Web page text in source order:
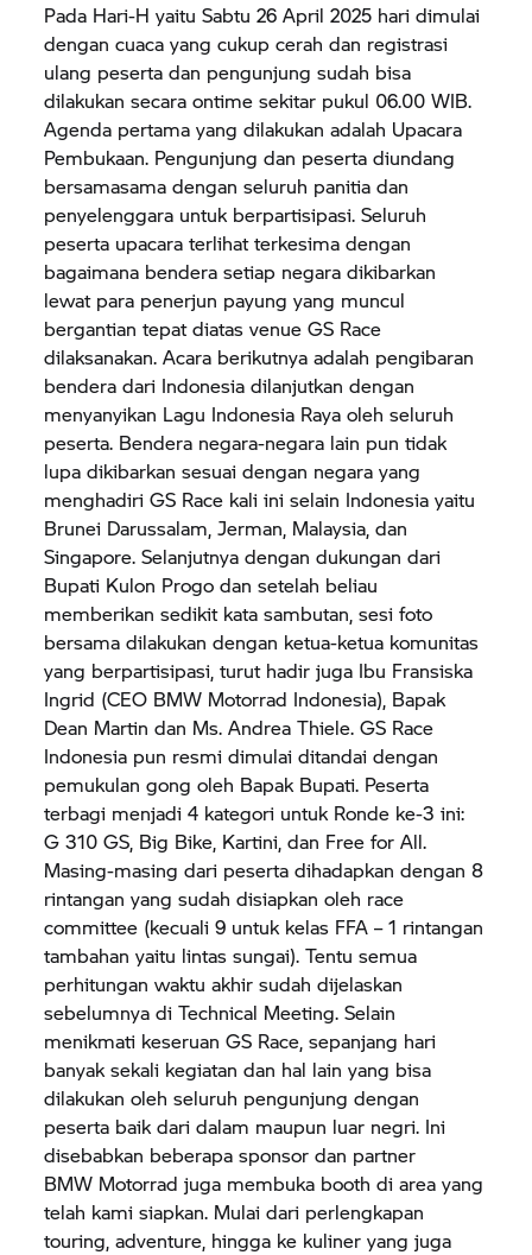
Pada Hari-H yaitu Sabtu 26 April 2025 hari dimulai
dengan cuaca yang cukup cerah dan registrasi
ulang peserta dan pengunjung sudah bisa
dilakukan secara ontime sekitar pukul 06.00 WIB.
Agenda pertama yang dilakukan adalah Upacara
Pembukaan. Pengunjung dan peserta diundang
bersamasama dengan seluruh panitia dan
penyelenggara untuk berpartisipasi. Seluruh
peserta upacara terlihat terkesima dengan
bagaimana bendera setiap negara dikibarkan
lewat para penerjun payung yang muncul
bergantian tepat diatas venue GS Race
dilaksanakan. Acara berikutnya adalah pengibaran
bendera dari Indonesia dilanjutkan dengan
menyanyikan Lagu Indonesia Raya oleh seluruh
peserta. Bendera negara-negara lain pun tidak
lupa dikibarkan sesuai dengan negara yang
menghadiri GS Race kali ini selain Indonesia yaitu
Brunei Darussalam, Jerman, Malaysia, dan
Singapore. Selanjutnya dengan dukungan dari
Bupati Kulon Progo dan setelah beliau
memberikan sedikit kata sambutan, sesi foto
bersama dilakukan dengan ketua-ketua komunitas
yang berpartisipasi, turut hadir juga Ibu Fransiska
Ingrid (CEO BMW Motorrad Indonesia), Bapak
Dean Martin dan Ms. Andrea Thiele. GS Race
Indonesia pun resmi dimulai ditandai dengan
pemukulan gong oleh Bapak Bupati. Peserta
terbagi menjadi 4 kategori untuk Ronde ke-3 ini:
G 310 GS, Big Bike, Kartini, dan Free for All.
Masing-masing dari peserta dihadapkan dengan 8
rintangan yang sudah disiapkan oleh race
committee (kecuali 9 untuk kelas FFA – 1 rintangan
tambahan yaitu lintas sungai). Tentu semua
perhitungan waktu akhir sudah dijelaskan
sebelumnya di Technical Meeting. Selain
menikmati keseruan GS Race, sepanjang hari
banyak sekali kegiatan dan hal lain yang bisa
dilakukan oleh seluruh pengunjung dengan
peserta baik dari dalam maupun luar negri. Ini
disebabkan beberapa sponsor dan partner
BMW Motorrad juga membuka booth di area yang
telah kami siapkan. Mulai dari perlengkapan
touring, adventure, hingga ke kuliner yang juga